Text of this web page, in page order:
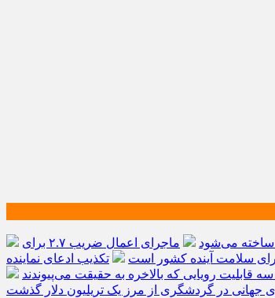
ساخته می‌شود
ماجرای اعمال ضریب ۲.۷ برای
سلامت آینده کشور است
تکذیب ادعای نماینده